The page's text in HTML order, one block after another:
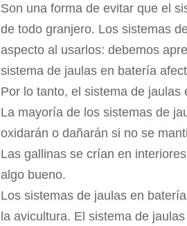
Son una forma de evitar que el
de todo granjero. Los sistemas
aspecto al usarlos: debemos
sistema de jaulas en batería
Por lo tanto, el sistema de
La mayoría de los sistemas de
oxidarán o dañarán si no se
Las gallinas se crían en
algo bueno.
Los sistemas de jaulas en
la avicultura. El sistema de